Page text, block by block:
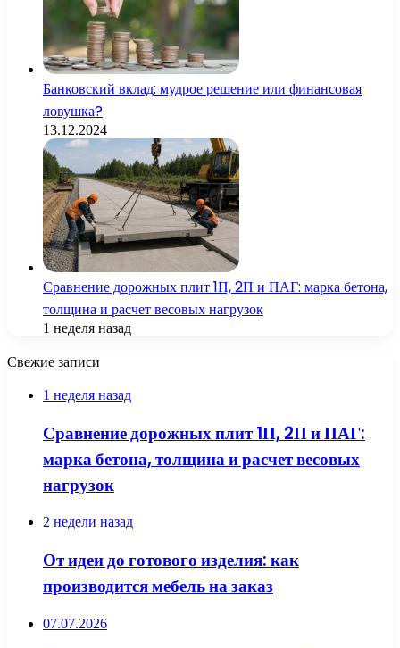
Банковский вклад: мудрое решение или финансовая
ловушка?
13.12.2024
Сравнение дорожных плит 1П, 2П и ПАГ: марка бетона,
толщина и расчет весовых нагрузок
1 неделя назад
Свежие записи
1 неделя назад
Сравнение дорожных плит 1П, 2П и ПАГ:
марка бетона, толщина и расчет весовых
нагрузок
2 недели назад
От идеи до готового изделия: как
производится мебель на заказ
07.07.2026